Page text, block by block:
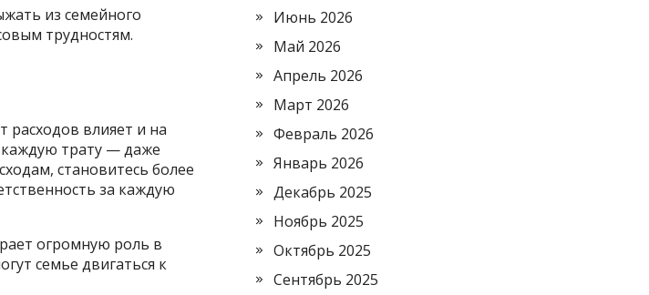
из семейного
трудностям.
расходов влияет и на
трату — даже
становитесь более
за каждую
огромную роль в
семье двигаться к
Июнь 2026
Май 2026
Апрель 2026
Март 2026
Февраль 2026
Январь 2026
Декабрь 2025
Ноябрь 2025
Октябрь 2025
Сентябрь 2025